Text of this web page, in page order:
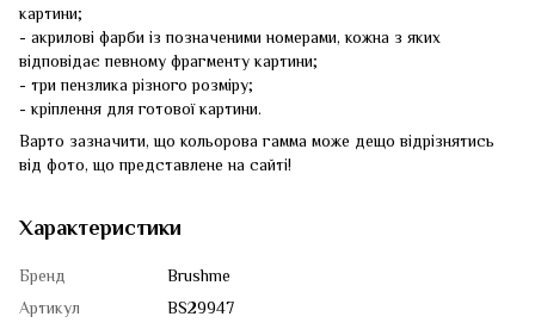
картини;
- акрилові фарби із позначеними номерами, кожна з яких
відповідає певному фрагменту картини;
- три пензлика різного розміру;
- кріплення для готової картини.
Варто зазначити, що кольорова гамма може дещо відрізнятись
від фото, що представлене на сайті!
Характеристики
Бренд
Brushme
Артикул
BS29947